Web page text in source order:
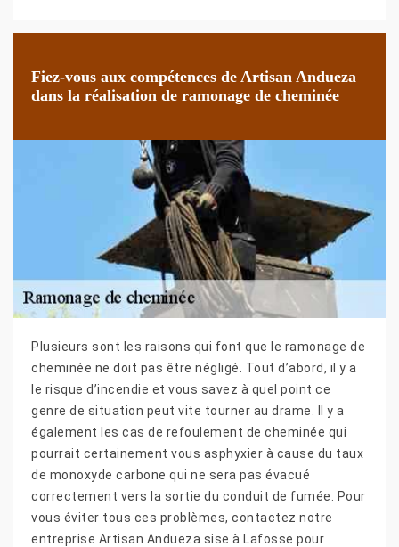
Fiez-vous aux compétences de Artisan Andueza
dans la réalisation de ramonage de cheminée
Plusieurs sont les raisons qui font que le ramonage de
cheminée ne doit pas être négligé. Tout d’abord, il y a
le risque d’incendie et vous savez à quel point ce
genre de situation peut vite tourner au drame. Il y a
également les cas de refoulement de cheminée qui
pourrait certainement vous asphyxier à cause du taux
de monoxyde carbone qui ne sera pas évacué
correctement vers la sortie du conduit de fumée. Pour
vous éviter tous ces problèmes, contactez notre
entreprise Artisan Andueza sise à Lafosse pour